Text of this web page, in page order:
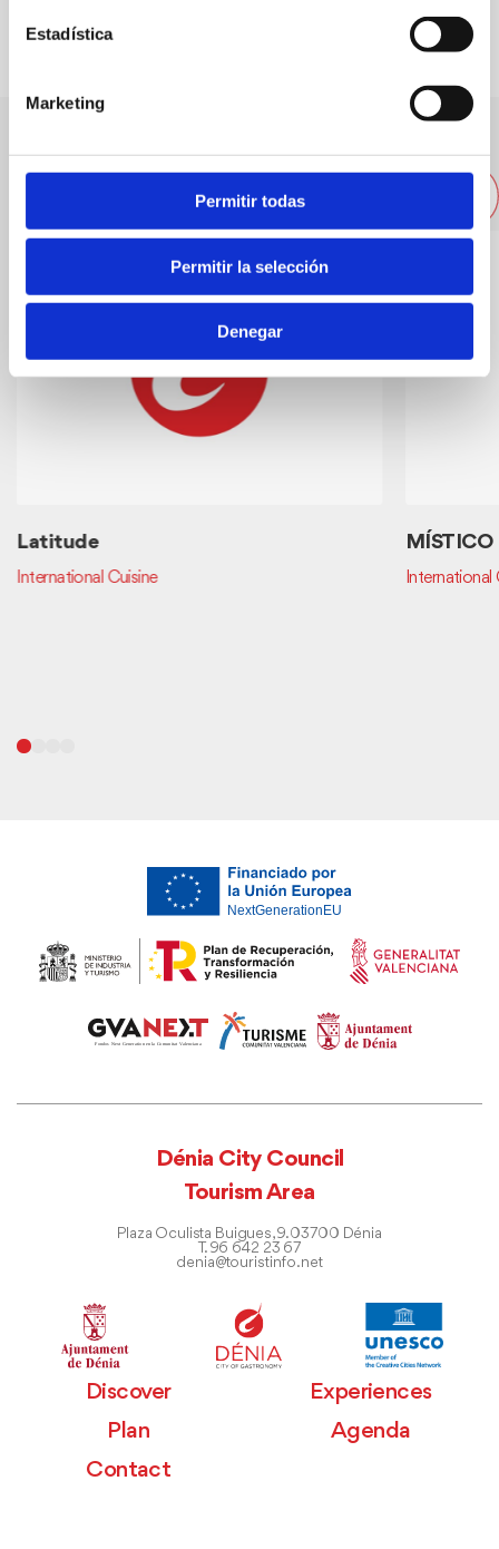
Estadística
Marketing
Permitir todas
Permitir la selección
Denegar
Other nearby companies
Latitude
International Cuisine
MÍSTICO
International
Dénia City Council
Tourism Area
Plaza Oculista Buigues, 9. 03700 Dénia
T. 96 642 23 67
denia@touristinfo.net
Discover
Experiences
Plan
Agenda
Contact